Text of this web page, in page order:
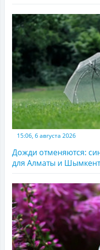
15:06, 6 августа 2026
Дожди отменяются:
для Алматы и